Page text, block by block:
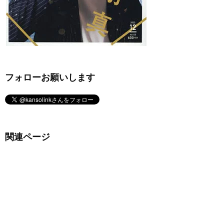
フォローお願いします
関連ページ